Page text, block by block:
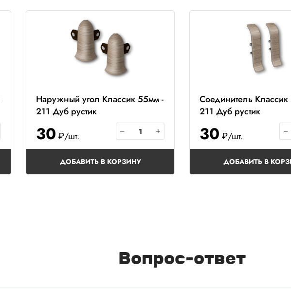
Наружный угол Классик 55мм -
211 Дуб рустик
30 ₽/шт.
ДОБАВИТЬ В КОРЗИНУ
Соединитель
211 Дуб рустик
30 ₽/шт.
ДОБАВИТЬ В
Вопрос-ответ